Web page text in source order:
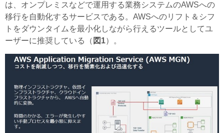
は、オンプレミスなどで運用する業務システムのAWSへの
移行を自動化するサービスである。 AWSへのリフト＆シフ
トをダウンタイムを最小化しながら行えるツールとしてユ
ーザーに推奨している（ 図1）。